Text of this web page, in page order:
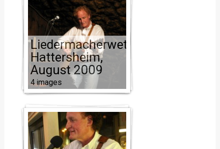
Liedermacherwettbewerb
Hattersheim,
August 2009
4 images